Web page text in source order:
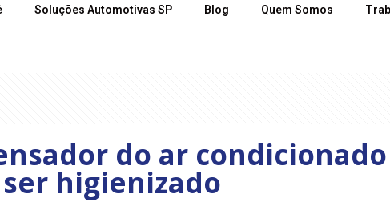
Soluções Automotivas SP Blog Quem Somos
do ar
higienizado